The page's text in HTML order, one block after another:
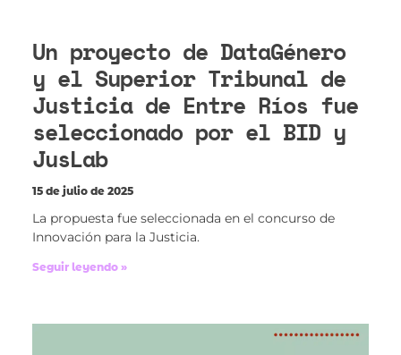
Un proyecto de DataGénero
y el Superior Tribunal de
Justicia de Entre Ríos fue
seleccionado por el BID y
JusLab
15 de julio de 2025
La propuesta fue seleccionada en el concurso de
Innovación para la Justicia.
Seguir leyendo »